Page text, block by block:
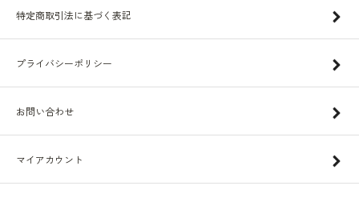
特定商取引法に基づく表記
プライバシーポリシー
お問い合わせ
マイアカウント